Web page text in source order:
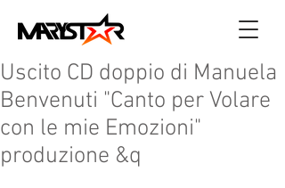
Uscito CD doppio di Manuela
Benvenuti "Canto per Volare
con le mie Emozioni"
produzione &q